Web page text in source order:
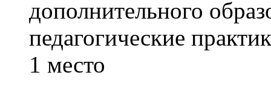
дополнительного
педагогические
1 место